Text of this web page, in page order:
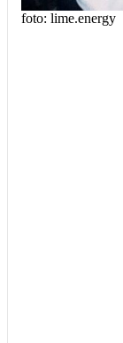
foto: lime.energy